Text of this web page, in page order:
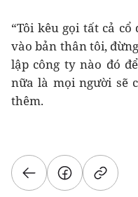
“Tôi kêu gọi tất cả
vào bản thân tôi,
lập công ty nào đó
nữa là mọi người sẽ
thêm.